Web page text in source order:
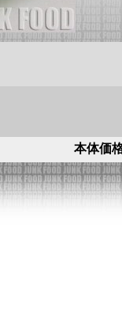
本体価